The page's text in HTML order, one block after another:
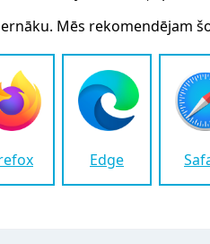
Mēs rekomendējam
Edge